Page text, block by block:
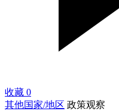
收藏 0
其他国家/地区 政策观察